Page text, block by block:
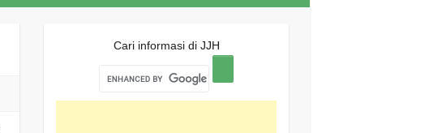
Cari informasi di JJH